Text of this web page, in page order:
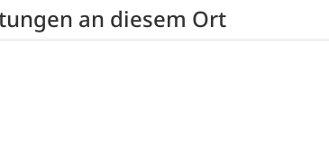
an diesem Ort